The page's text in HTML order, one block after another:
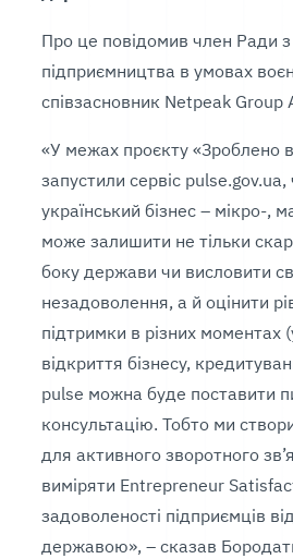
Про це повідомив член Ради
підприємництва в умовах
співзасновник Netpeak
«У межах проєкту «Зроблено в
запустили сервіс
український бізнес – мікро-,
може залишити не тільки
боку держави чи висловити
незадоволення, а й оцінити
підтримки в різних моментах
відкриття бізнесу,
pulse можна буде поставити
консультацію. Тобто ми
для активного зворотного
виміряти Entrepreneur
задоволеності підприємців
державою», – сказав